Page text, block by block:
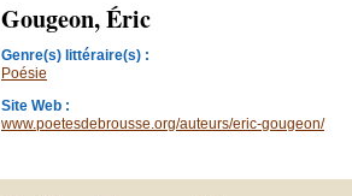
Gougeon, Éric
Genre(s) littéraire(s) :
Poésie
Site Web :
www.poetesdebrousse.org/auteurs/eric-gougeon/